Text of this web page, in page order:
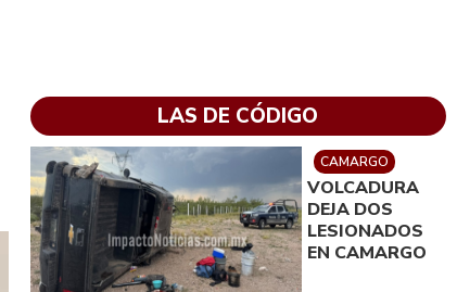
LAS DE CÓDIGO
CAMARGO
VOLCADURA
DEJA DOS
LESIONADOS
EN CAMARGO